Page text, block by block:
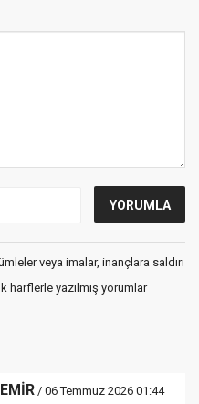
veya imalar, inançlara saldırı
harflerle yazılmış yorumlar
/ 06 Temmuz 2026 01:44